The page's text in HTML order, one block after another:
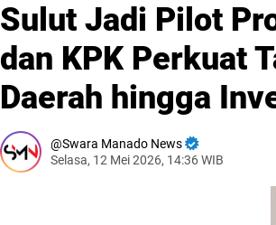
Sulut Jadi Pilot
dan KPK Perkuat
Daerah hingga
Swara Manado News
Selasa, 12 Mei 2026, 14:36 WIB